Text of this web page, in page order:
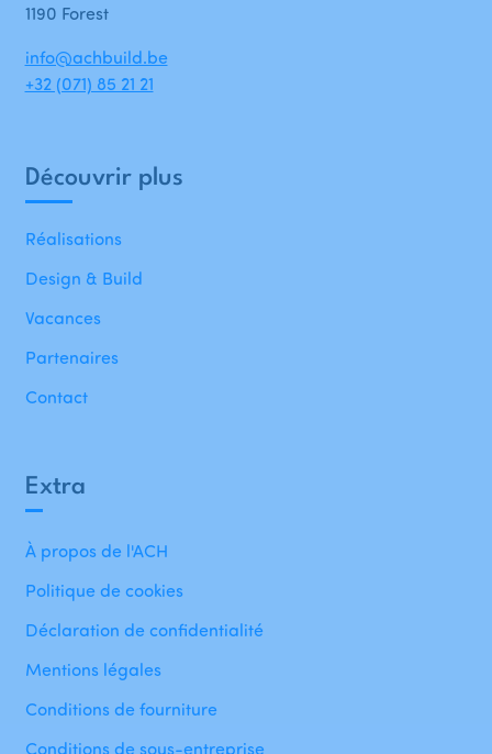
Extra
À propos de l'ACH
Politique de cookies
Déclaration de confidentialité
Mentions légales
Conditions de fourniture
Conditions de sous-entreprise
Découvrir plus
Réalisations
Design & Build
Vacances
Partenaires
Contact
1190 Forest
info@achbuild.be
+32 (071) 85 21 21